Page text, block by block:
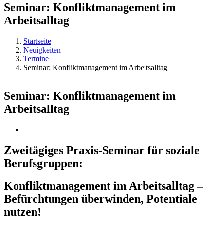
Seminar: Konfliktmanagement im
Arbeitsalltag
Startseite
Neuigkeiten
Termine
Seminar: Konfliktmanagement im Arbeitsalltag
Seminar: Konfliktmanagement im
Arbeitsalltag
Zweitägiges Praxis-Seminar für soziale
Berufsgruppen:
Konfliktmanagement im Arbeitsalltag –
Befürchtungen überwinden, Potentiale
nutzen!